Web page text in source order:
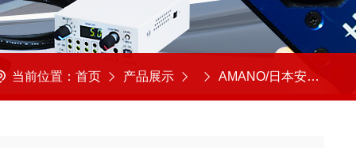
当前位置： 首页 产品展示 AMANO/日本安满能